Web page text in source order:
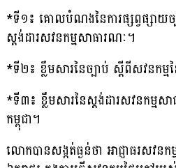
*ទី១៖ គោលបំណងនៃការផ្សព្វផ្សាយច្
ស្តង់ដារសវនកម្មសាធារណៈ។
*ទី២៖ ខ្លឹមសារនៃច្បាប់ ស្តីពីសវនកម្ម
*ទី៣៖ ខ្លឹមសារនៃស្តង់ដារសវនកម្មស
កម្ពុជា។
លោកបានសង្កត់ធ្ងន់ថា អាជ្ញាធរសវនក